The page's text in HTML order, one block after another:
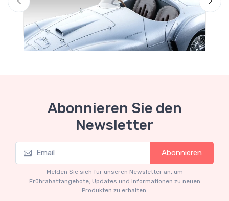
Mythos Collection 1-18
Ferrari 166 MM Abarth Metallic Silver Press
€227.05 €239.00
Abonnieren Sie den
Newsletter
Abonnieren
Melden Sie sich für unseren Newsletter an, um
Frührabattangebote, Updates und Informationen zu neuen
Produkten zu erhalten.